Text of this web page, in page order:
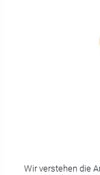
Wir verstehen die